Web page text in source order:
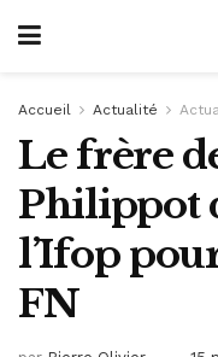
Accueil Actualité
Le frère
Philippot
l’Ifop
FN